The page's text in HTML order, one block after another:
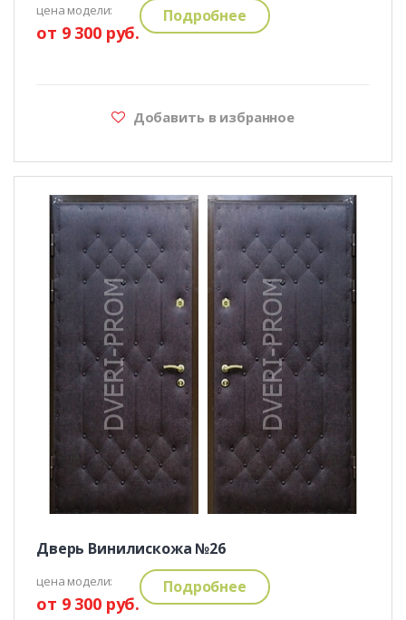
цена модели:
от 9 300 руб.
Подробнее
Добавить в избранное
Дверь Винилискожа №26
цена модели:
от 9 300 руб.
Подробнее